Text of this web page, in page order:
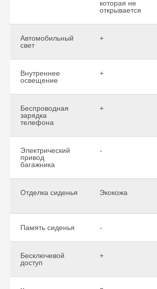
которая не
открывается
Автомобильный
свет
+
Внутреннее
освещение
+
Беспроводная
зарядка
телефона
+
Электрический
привод
багажника
-
Отделка сиденья Экокожа
Память сиденья -
Бесключевой
доступ
+